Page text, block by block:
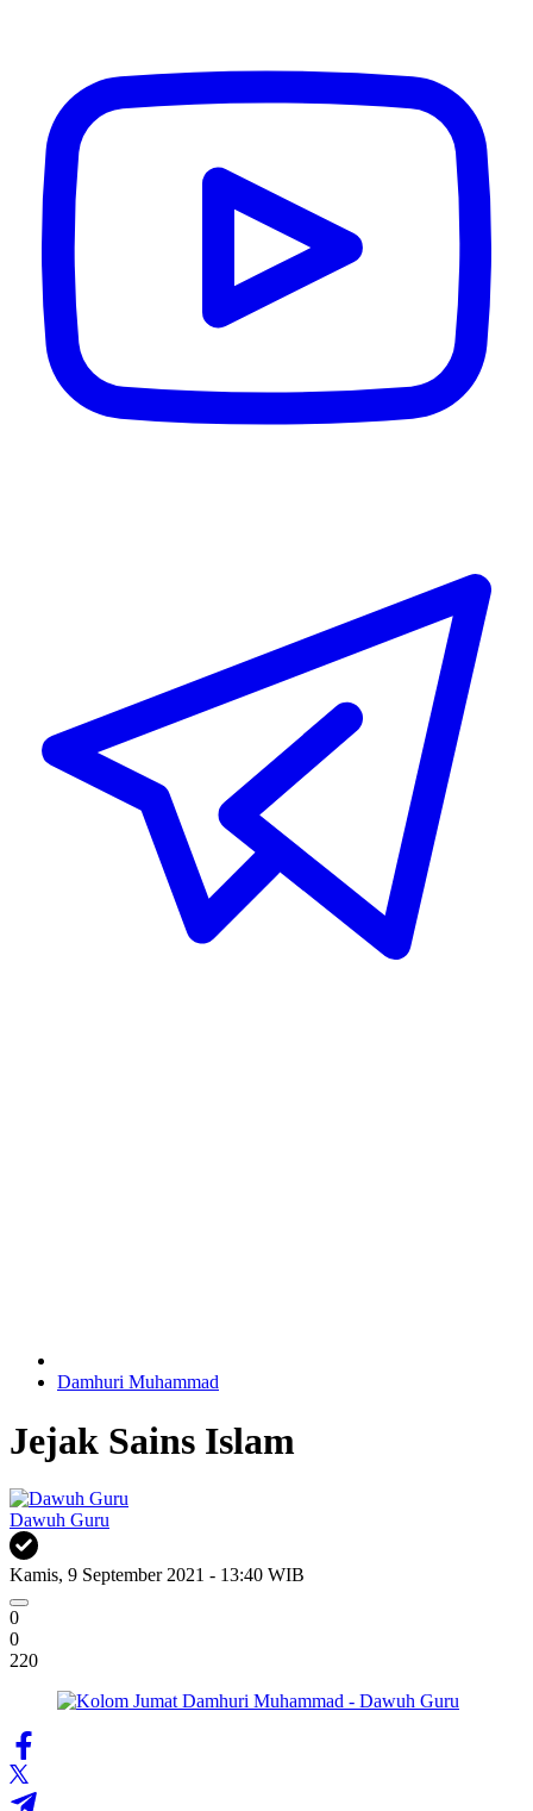
Damhuri Muhammad
Jejak Sains Islam
Dawuh Guru
Kamis, 9 September 2021 - 13:40 WIB
0
0
220